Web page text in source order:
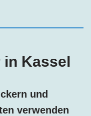
in Kassel
und
verwenden